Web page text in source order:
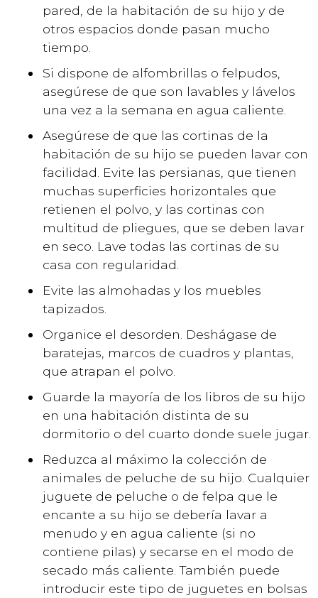
pared, de la habitación de su hijo y de
otros espacios donde pasan mucho
tiempo.
Si dispone de alfombrillas o felpudos,
asegúrese de que son lavables y lávelos
una vez a la semana en agua caliente.
Asegúrese de que las cortinas de la
habitación de su hijo se pueden lavar con
facilidad. Evite las persianas, que tienen
muchas superficies horizontales que
retienen el polvo, y las cortinas con
multitud de pliegues, que se deben lavar
en seco. Lave todas las cortinas de su
casa con regularidad.
Evite las almohadas y los muebles
tapizados.
Organice el desorden. Deshágase de
baratejas, marcos de cuadros y plantas,
que atrapan el polvo.
Guarde la mayoría de los libros de su hijo
en una habitación distinta de su
dormitorio o del cuarto donde suele jugar.
Reduzca al máximo la colección de
animales de peluche de su hijo. Cualquier
juguete de peluche o de felpa que le
encante a su hijo se debería lavar a
menudo y en agua caliente (si no
contiene pilas) y secarse en el modo de
secado más caliente. También puede
introducir este tipo de juguetes en bolsas